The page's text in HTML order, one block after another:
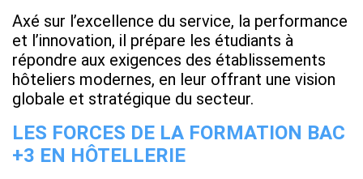
Axé sur l’excellence du service, la performance
et l’innovation, il prépare les étudiants à
répondre aux exigences des établissements
hôteliers modernes, en leur offrant une vision
globale et stratégique du secteur.
LES FORCES DE LA FORMATION BAC
+3 EN HÔTELLERIE